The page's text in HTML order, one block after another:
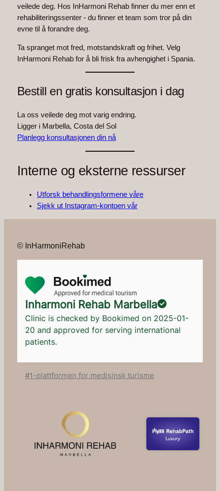
veilede deg. Hos InHarmoni Rehab finner du mer enn et
rehabiliteringssenter - du finner et team som tror på din
evne til å forandre deg.
Ta spranget mot fred, motstandskraft og frihet. Velg
InHarmoni Rehab for å bli frisk fra avhengighet i Spania.
Bestill en gratis konsultasjon i dag
La oss veilede deg mot varig endring.
Ligger i Marbella, Costa del Sol
Planlegg konsultasjonen din nå
Interne og eksterne ressurser
Utforsk behandlingsformene våre
Sjekk ut Instagram-kontoen vår
© InHarmoniRehab
Inharmoni Rehab Marbella
Clinic is checked by Bookimed on 2025-01-
20 and approved for serving international
patients.
#1-plattformen for medisinsk turisme